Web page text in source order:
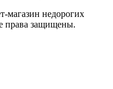
магазин недорогих
права защищены.